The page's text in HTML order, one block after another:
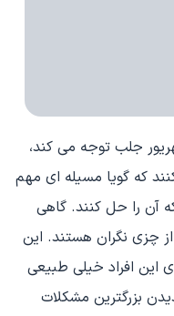
جلب توجه می کند،
که گویا مسیله ای مهم
آن را حل کنند. گاهی
چزی نگران هستند. این
این افراد خیلی طبیعی
بزرگترین مشکلات